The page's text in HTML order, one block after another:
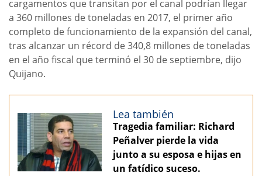
cargamentos que transitan por el canal podrían llegar
a 360 millones de toneladas en 2017, el primer año
completo de funcionamiento de la expansión del canal,
tras alcanzar un récord de 340,8 millones de toneladas
en el año fiscal que terminó el 30 de septiembre, dijo
Quijano.
Lea también
Tragedia familiar: Richard
Peñalver pierde la vida
junto a su esposa e hijas en
un fatídico suceso.